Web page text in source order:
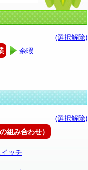
(選択解除)
余暇
(選択解除)
組み合わせ）
イッチ